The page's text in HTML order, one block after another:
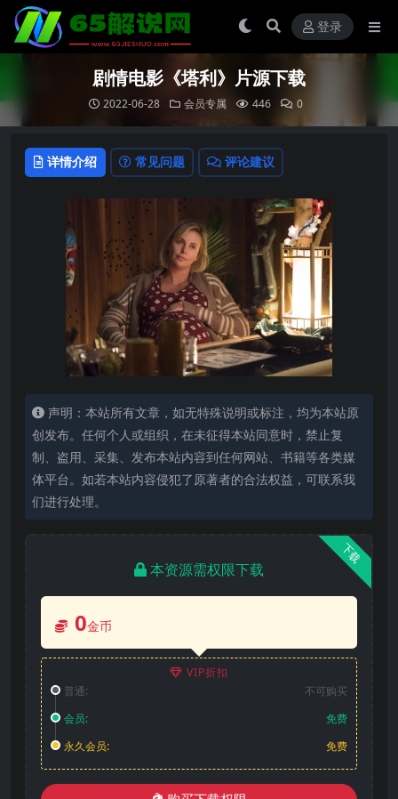
登录
剧情电影《塔利》片源下载
2022-06-28 会员专属 446 0
详情介绍 常见问题 评论建议
声明：本站所有文章，如无特殊说明或标注，均为本站原
创发布。任何个人或组织，在未征得本站同意时，禁止复
制、盗用、采集、发布本站内容到任何网站、书籍等各类媒
体平台。如若本站内容侵犯了原著者的合法权益，可联系我
们进行处理。
下载
本资源需权限下载
0金币
VIP折扣
普通:
不可购买
会员:
免费
永久会员:
免费